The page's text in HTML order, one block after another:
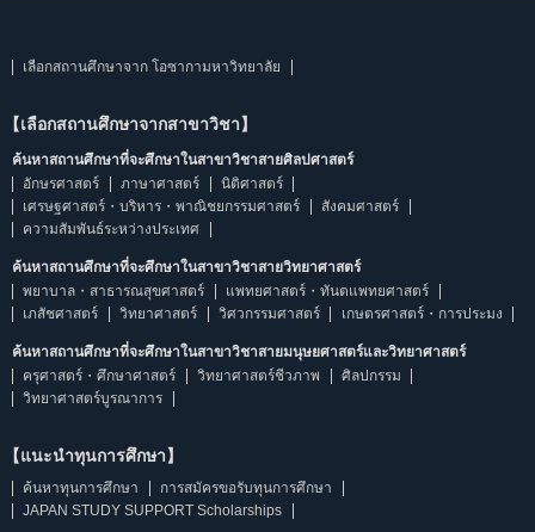
เลือกสถานศึกษาจาก โอซากามหาวิทยาลัย
【เลือกสถานศึกษาจากสาขาวิชา】
ค้นหาสถานศึกษาที่จะศึกษาในสาขาวิชาสายศิลปศาสตร์
อักษรศาสตร์
ภาษาศาสตร์
นิติศาสตร์
เศรษฐศาสตร์・บริหาร・พาณิชยกรรมศาสตร์
สังคมศาสตร์
ความสัมพันธ์ระหว่างประเทศ
ค้นหาสถานศึกษาที่จะศึกษาในสาขาวิชาสายวิทยาศาสตร์
พยาบาล・สาธารณสุขศาสตร์
แพทยศาสตร์・ทันตแพทยศาสตร์
เภสัชศาสตร์
วิทยาศาสตร์ วิศวกรรมศาสตร์ เกษตรศาสตร์・การประมง
ค้นหาสถานศึกษาที่จะศึกษาในสาขาวิชาสายมนุษยศาสตร์และวิทยาศาสตร์
ครุศาสตร์・ศึกษาศาสตร์
วิทยาศาสตร์ชีวภาพ
ศิลปกรรม
วิทยาศาสตร์บูรณาการ
【แนะนำทุนการศึกษา】
ค้นหาทุนการศึกษา
การสมัครขอรับทุนการศึกษา
JAPAN STUDY SUPPORT Scholarships